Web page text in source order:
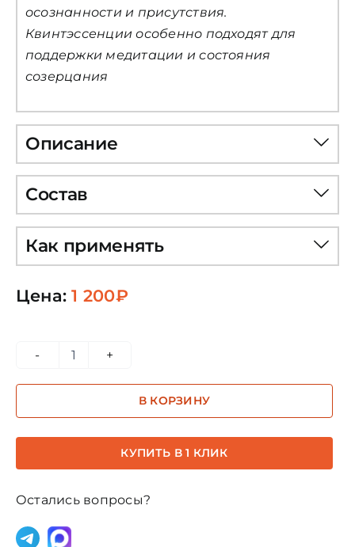
осознанности и присутствия.
Квинтэссенции особенно подходят для
поддержки медитации и состояния
созерцания
Описание
Состав
Как применять
Цена:1 200₽
товара
квинтэссенция
2,5мл
В КОРЗИНУ
КУПИТЬ В 1 КЛИК
Остались вопросы?